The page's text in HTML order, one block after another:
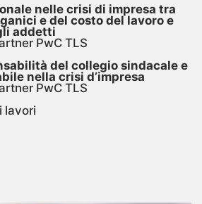
nelle crisi di impresa tra
e del costo del lavoro e
addetti
PwC TLS
del collegio sindacale e
nella crisi d’impresa
PwC TLS
lavori